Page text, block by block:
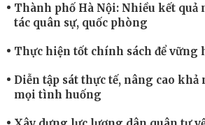
Thành phố Hà Nội: Nhiều kết quả
tác quân sự, quốc phòng
Thực hiện tốt chính sách để vững
Diễn tập sát thực tế, nâng cao
mọi tình huống